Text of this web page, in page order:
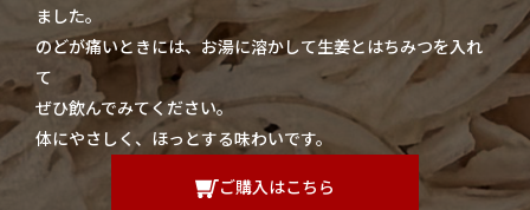
ました。
のどが痛いときには、お湯に溶かして生姜とはちみつを入れ
て
ぜひ飲んでみてください。
体にやさしく、ほっとする味わいです。
ご購入はこちら